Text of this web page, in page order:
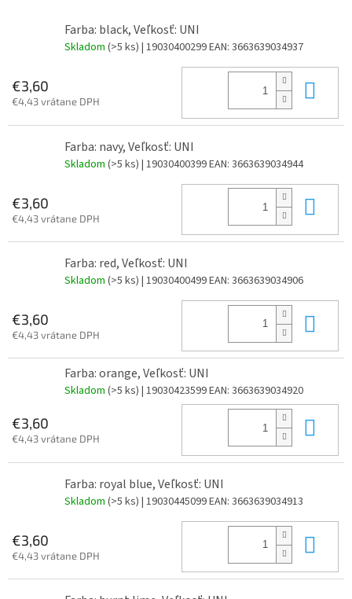
Farba: black, Veľkosť: UNI
Skladom (>5 ks) | 19030400299EAN: 3663639034937
€3,60
€4,43 vrátane DPH
Farba: navy, Veľkosť: UNI
Skladom (>5 ks) | 19030400399EAN: 3663639034944
€3,60
€4,43 vrátane DPH
Farba: red, Veľkosť: UNI
Skladom (>5 ks) | 19030400499EAN: 3663639034906
€3,60
€4,43 vrátane DPH
Farba: orange, Veľkosť: UNI
Skladom (>5 ks) | 19030423599EAN: 3663639034920
€3,60
€4,43 vrátane DPH
Farba: royal blue, Veľkosť: UNI
Skladom (>5 ks) | 19030445099EAN: 3663639034913
€3,60
€4,43 vrátane DPH